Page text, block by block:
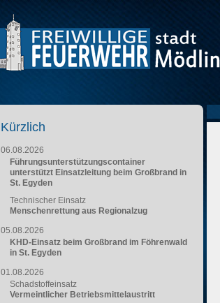
Kürzlich
06.08.2026
Führungsunterstützungscontainer
unterstützt Einsatzleitung beim Großbrand in
St. Egyden
Technischer Einsatz
Menschenrettung aus Regionalzug
05.08.2026
KHD-Einsatz beim Großbrand im Föhrenwald
in St. Egyden
01.08.2026
Schadstoffeinsatz
Vermeintlicher Betriebsmittelaustritt